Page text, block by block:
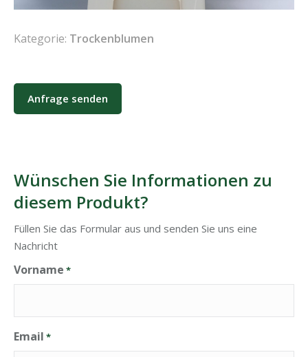
Kategorie: Trockenblumen
Anfrage senden
Wünschen Sie Informationen zu
diesem Produkt?
Füllen Sie das Formular aus und senden Sie uns eine
Nachricht
Vorname *
Email *